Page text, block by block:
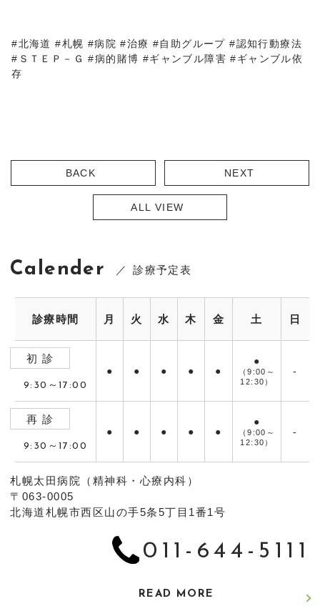
#北海道 #札幌 #病院 #治療 #自助グループ #認知行動療法
#ＳＴＥＰ－Ｇ #病的賭博 #ギャンブル障害 #ギャンブル依
存
BACK
ALL VIEW
NEXT
Calender 診療予定表
診療時間 月 火 水 木 金 土 日
初 診
9:30～17:00
● ● ● ● ●
●
（9:00～
12:30）
-
再 診
9:30～17:00
● ● ● ● ●
●
（9:00～
12:30）
-
札幌太田病院（精神科・心療内科）
〒063-0005
北海道札幌市西区山の手5条5丁目1番1号
011-644-5111
READ MORE